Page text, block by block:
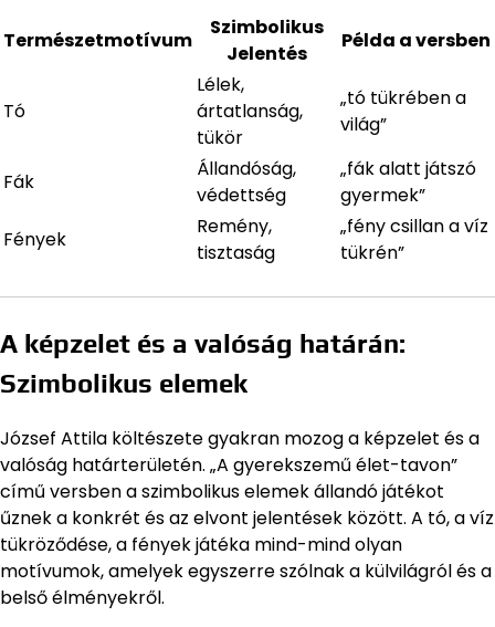
Természetmotívum
Szimbolikus
Jelentés
Példa a versben
Tó
Lélek,
ártatlanság,
tükör
„tó tükrében a
világ”
Fák
Állandóság,
védettség
„fák alatt játszó
gyermek”
Fények
Remény,
tisztaság
„fény csillan a víz
tükrén”
A képzelet és a valóság határán:
Szimbolikus elemek
József Attila költészete gyakran mozog a képzelet és a
valóság határterületén. „A gyerekszemű élet-tavon”
című versben a szimbolikus elemek állandó játékot
űznek a konkrét és az elvont jelentések között. A tó, a víz
tükröződése, a fények játéka mind-mind olyan
motívumok, amelyek egyszerre szólnak a külvilágról és a
belső élményekről.